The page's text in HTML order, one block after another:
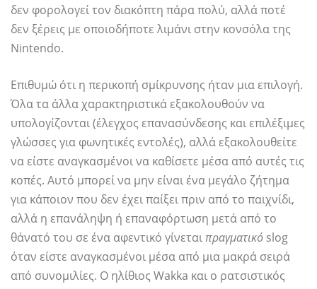
δεν φορολογεί τον διακόπτη πάρα πολύ, αλλά ποτέ
δεν ξέρεις με οποιοδήποτε λιμάνι στην κονσόλα της
Nintendo.
Επιθυμώ ότι η περικοπή σμίκρυνσης ήταν μια επιλογή.
Όλα τα άλλα χαρακτηριστικά εξακολουθούν να
υπολογίζονται (έλεγχος επανασύνδεσης και επιλέξιμες
γλώσσες για φωνητικές εντολές), αλλά εξακολουθείτε
να είστε αναγκασμένοι να καθίσετε μέσα από αυτές τις
κοπές. Αυτό μπορεί να μην είναι ένα μεγάλο ζήτημα
για κάποιον που δεν έχει παίξει πριν από το παιχνίδι,
αλλά η επανάληψη ή επαναφόρτωση μετά από το
θάνατό του σε ένα αφεντικό γίνεταιπραγματικό slog
όταν είστε αναγκασμένοι μέσα από μια μακρά σειρά
από συνομιλίες. Ο ηλίθιος Wakka και ο ρατσιστικός